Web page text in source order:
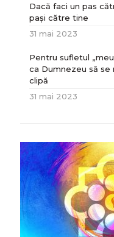
Dacă faci un pas
paşi către tine
31 mai 2023
Pentru sufletul
ca Dumnezeu să
clipă
31 mai 2023